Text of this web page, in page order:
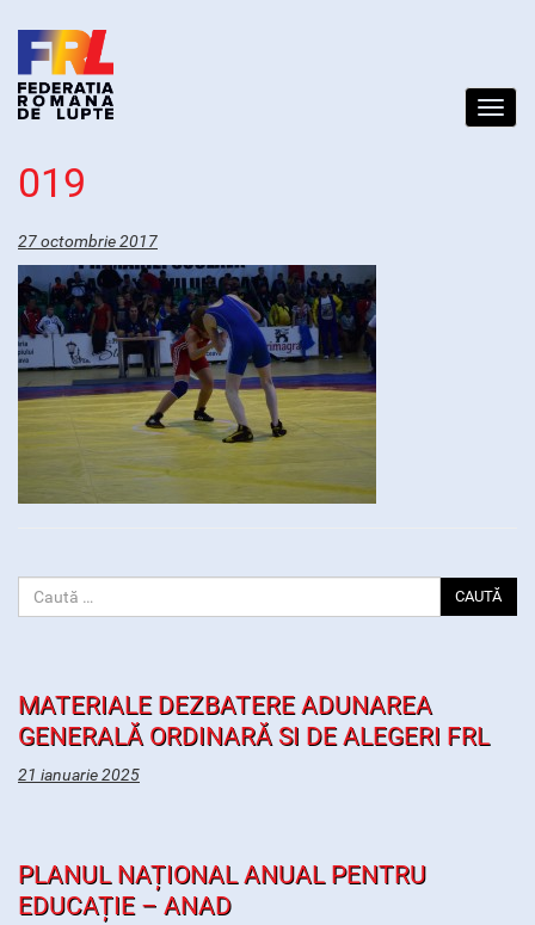
019
27 octombrie 2017
CAUTĂ
MATERIALE DEZBATERE ADUNAREA
GENERALĂ ORDINARĂ SI DE ALEGERI FRL
21 ianuarie 2025
PLANUL NAȚIONAL ANUAL PENTRU
EDUCAȚIE – ANAD